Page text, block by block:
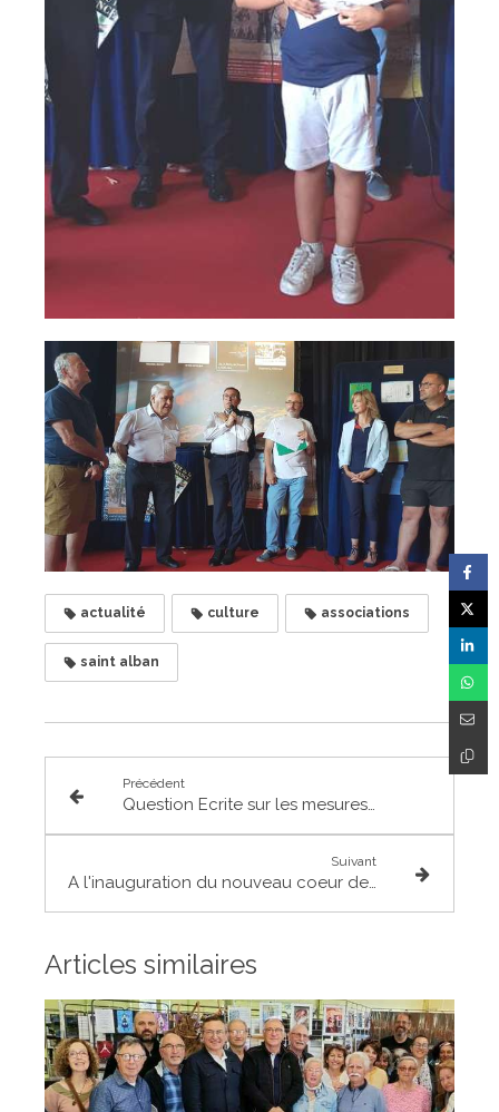
actualité culture associations
saint alban
Précédent
Question Ecrite sur les mesures de préparation au Brexit
Suivant
A l'inauguration du nouveau coeur de ville de Fenouillet
Articles similaires